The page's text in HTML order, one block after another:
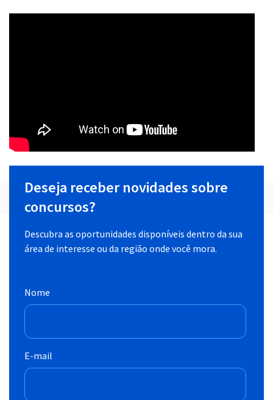
Deseja receber novidades sobre
concursos?
Descubra as oportunidades disponíveis dentro da sua
área de interesse ou da região onde você mora.
Nome
E-mail